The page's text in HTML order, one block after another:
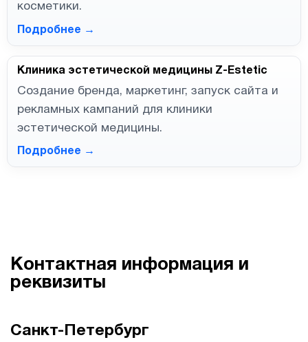
косметики.
Подробнее →
Клиника эстетической медицины Z-Estetic
Создание бренда, маркетинг, запуск сайта и
рекламных кампаний для клиники
эстетической медицины.
Подробнее →
Контактная информация и
реквизиты
Санкт-Петербург